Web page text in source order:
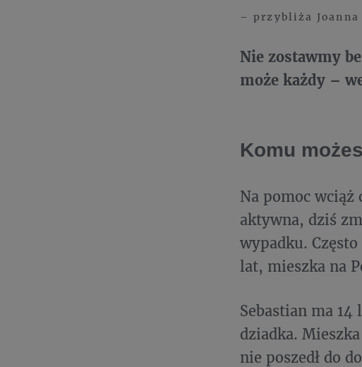
– przybliża Joanna
Nie zostawmy
może każdy –
Komu
Na pomoc
aktywna, dziś
wypadku.
lat, mieszka na
Sebastian ma 14
dziadka.
nie poszedł do